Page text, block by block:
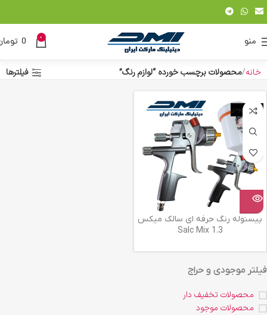
منو 0
0
فیلتر موجودی و حراج
محصولات تخفیف دار
محصولات موجود
خانه محصولات برچسب خورده “لوازم رنگ” فیلترها
اتمام موجودی
پیسنوله رنگ حرفه ای سالک میکس
1.3 Salc Mix